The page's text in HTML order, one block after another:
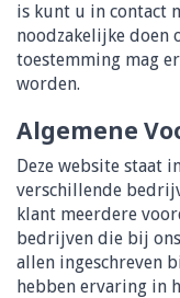
is kunt u in contact
noodzakelijke doen
toestemming mag
worden.
Algemene
Deze website staat
verschillende
klant meerdere
bedrijven die bij
allen ingeschreven
hebben ervaring in